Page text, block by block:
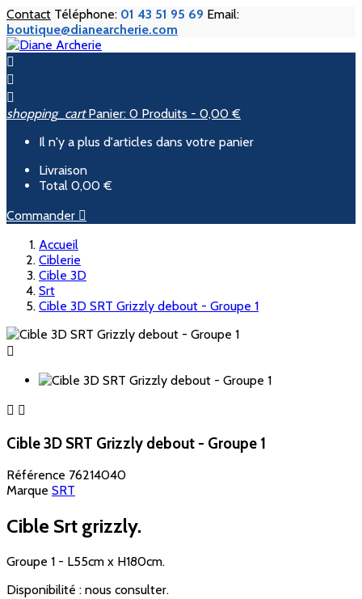
Contact Téléphone: 01 43 51 95 69 Email:
boutique@dianearcherie.com



shopping_cart Panier: 0 Produits - 0,00 €
Il n'y a plus d'articles dans votre panier
Livraison
Total 0,00 €
Commander 
Accueil
Ciblerie
Cible 3D
Srt
Cible 3D SRT Grizzly debout - Groupe 1

 
Cible 3D SRT Grizzly debout - Groupe 1
Référence 76214040
Marque SRT
Cible Srt grizzly.
Groupe 1 - L55cm x H180cm.
Disponibilité : nous consulter.